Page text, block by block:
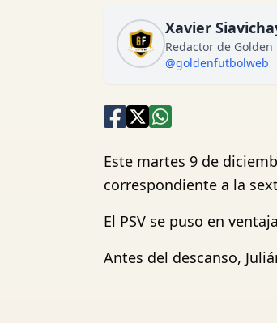
Xavier
Redactor de Golden
@goldenfutbolweb
Este martes 9 de
correspondiente a la
El PSV se puso en
Antes del descanso,